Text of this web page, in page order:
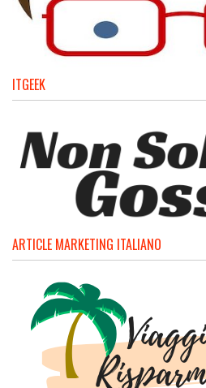
ITGEEK
ARTICLE MARKETING ITALIANO